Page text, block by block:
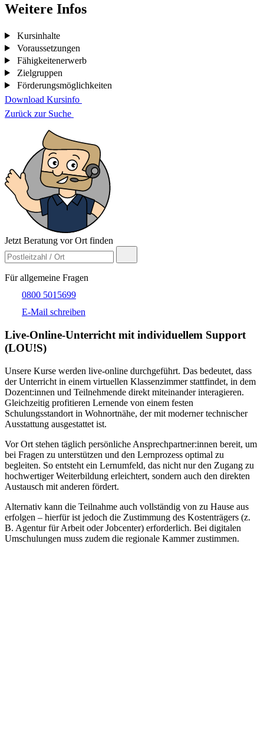
Weitere Infos
Kursinhalte
Voraussetzungen
Fähigkeitenerwerb
Zielgruppen
Förderungsmöglichkeiten
Download Kursinfo
Zurück zur Suche
Jetzt Beratung vor Ort finden
Für allgemeine Fragen
0800 5015699
E-Mail schreiben
Live-​Online-Unterricht mit individuellem Support
(LOU!S)
Unsere Kurse werden live-online durchgeführt. Das bedeutet, dass
der Unterricht in einem virtuellen Klassenzimmer stattfindet, in dem
Dozent:innen und Teilnehmende direkt miteinander interagieren.
Gleichzeitig profitieren Lernende von einem festen
Schulungsstandort in Wohnortnähe, der mit moderner technischer
Ausstattung ausgestattet ist.
Vor Ort stehen täglich persönliche Ansprechpartner:innen bereit, um
bei Fragen zu unterstützen und den Lernprozess optimal zu
begleiten. So entsteht ein Lernumfeld, das nicht nur den Zugang zu
hochwertiger Weiterbildung erleichtert, sondern auch den direkten
Austausch mit anderen fördert.
Alternativ kann die Teilnahme auch vollständig von zu Hause aus
erfolgen – hierfür ist jedoch die Zustimmung des Kostenträgers (z.
B. Agentur für Arbeit oder Jobcenter) erforderlich. Bei digitalen
Umschulungen muss zudem die regionale Kammer zustimmen.